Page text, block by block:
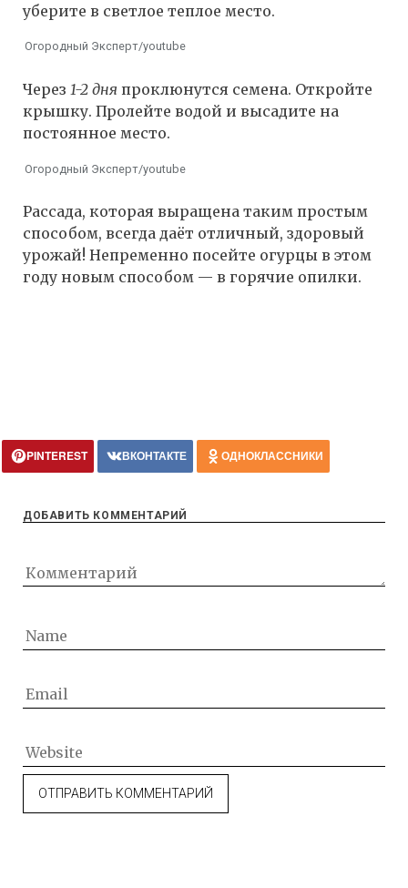
уберите в светлое теплое место.
Огородный Эксперт/youtube
Через 1-2 дня проклюнутся семена. Откройте
крышку. Пролейте водой и высадите на
постоянное место.
Огородный Эксперт/youtube
Рассада, которая выращена таким простым
способом, всегда даёт отличный, здоровый
урожай! Непременно посейте огурцы в этом
году новым способом — в горячие опилки.
PINTEREST ВКОНТАКТЕ ОДНОКЛАССНИКИ
ДОБАВИТЬ КОММЕНТАРИЙ